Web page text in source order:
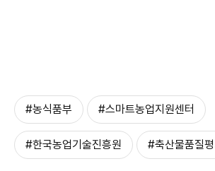
#농식품부 #스마트농업지원센터
#한국농업기술진흥원 #축산물품질